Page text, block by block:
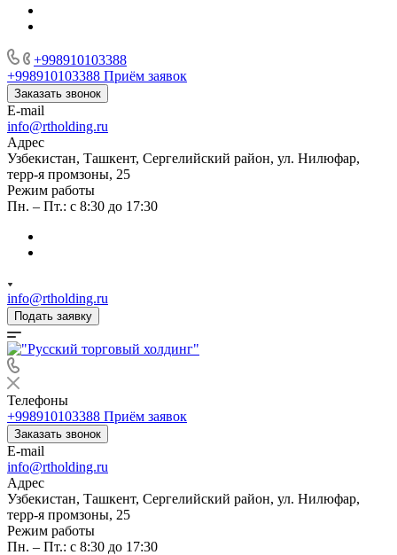
+998910103388
+998910103388 Приём заявок
Заказать звонок
E-mail
info@rtholding.ru
Адрес
Узбекистан, Ташкент, Сергелийский район, ул. Нилюфар,
терр-я промзоны, 25
Режим работы
Пн. – Пт.: с 8:30 до 17:30
info@rtholding.ru
Подать заявку
Телефоны
+998910103388 Приём заявок
Заказать звонок
E-mail
info@rtholding.ru
Адрес
Узбекистан, Ташкент, Сергелийский район, ул. Нилюфар,
терр-я промзоны, 25
Режим работы
Пн. – Пт.: с 8:30 до 17:30